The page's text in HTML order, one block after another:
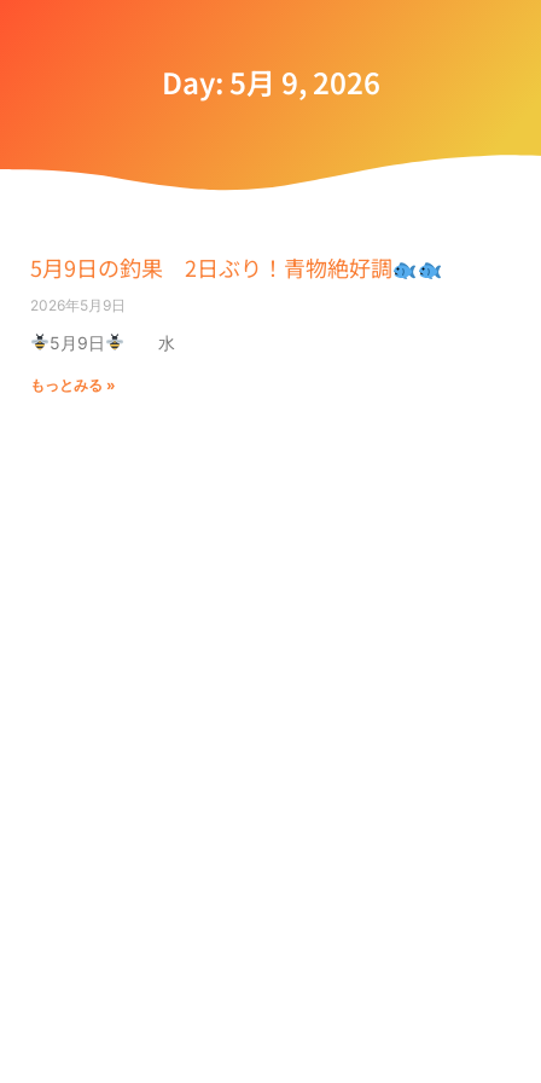
Day: 5月 9, 2026
5月9日の釣果 2日ぶり！青物絶好調
2026年5月9日
5月9日 水
もっとみる »